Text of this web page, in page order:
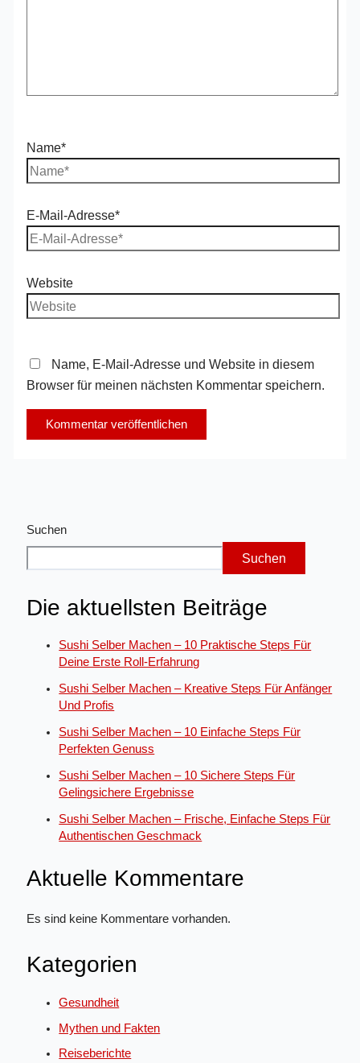
Name*
E-Mail-Adresse*
Website
Name, E-Mail-Adresse und Website in diesem
Browser für meinen nächsten Kommentar speichern.
Suchen
Suchen
Die aktuellsten Beiträge
Sushi Selber Machen – 10 Praktische Steps Für
Deine Erste Roll-Erfahrung
Sushi Selber Machen – Kreative Steps Für Anfänger
Und Profis
Sushi Selber Machen – 10 Einfache Steps Für
Perfekten Genuss
Sushi Selber Machen – 10 Sichere Steps Für
Gelingsichere Ergebnisse
Sushi Selber Machen – Frische, Einfache Steps Für
Authentischen Geschmack
Aktuelle Kommentare
Es sind keine Kommentare vorhanden.
Kategorien
Gesundheit
Mythen und Fakten
Reiseberichte